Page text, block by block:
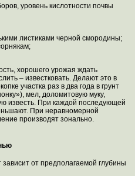
уровень кислотности почвы
листиками черной смородины;
хорошего урожая ждать
– известковать. Делают это в
участка раз в два года в грунт
мел, доломитовую муку,
известь. При каждой последующей
При неравномерной
производят зонально.
от предполагаемой глубины